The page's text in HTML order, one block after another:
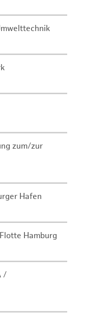
zum/zur
Hafen
Hamburg
/